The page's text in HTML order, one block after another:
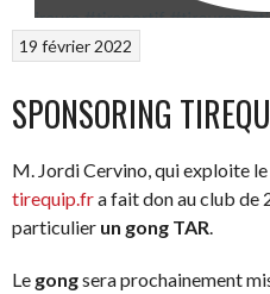
19 février 2022
SPONSORING
M. Jordi Cervino, qui exploite
tirequip.fra fait don au club de
particulier un gong TAR
Le gongsera prochainement